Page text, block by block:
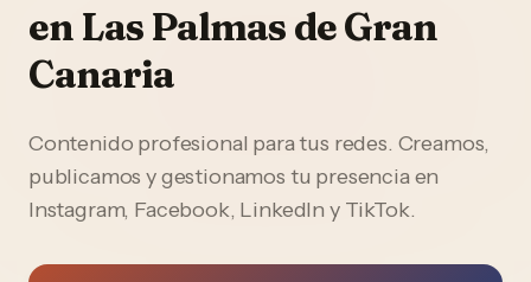
en Las Palmas de Gran
Canaria
Contenido profesional para tus redes. Creamos,
publicamos y gestionamos tu presencia en
Instagram, Facebook, LinkedIn y TikTok.